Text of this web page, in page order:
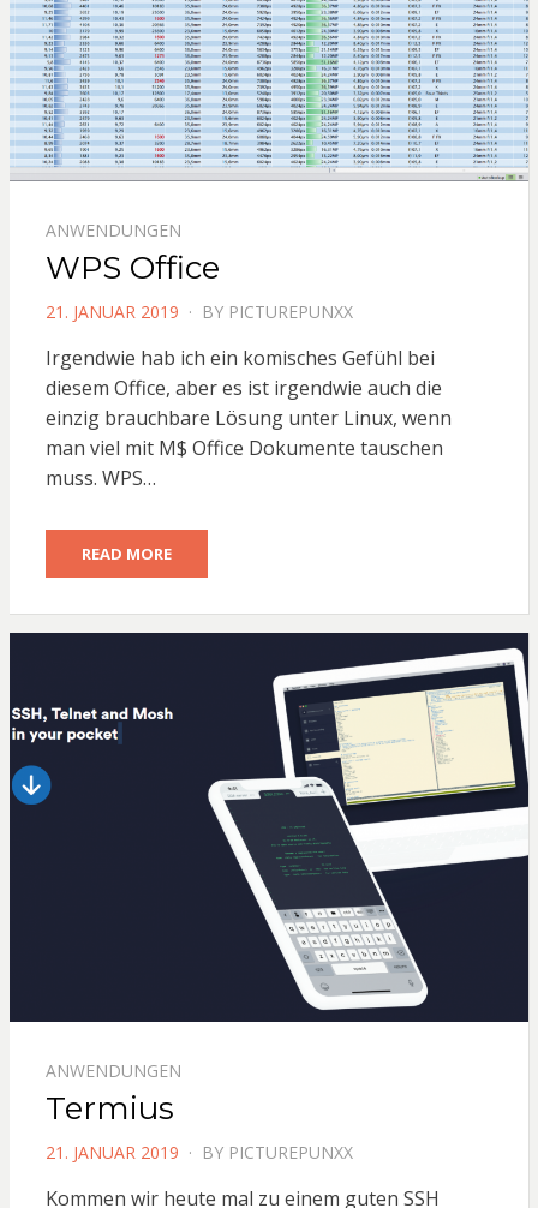
ANWENDUNGEN
WPS Office
POSTED
21. JANUAR 2019 BY PICTUREPUNXX
Irgendwie hab ich ein komisches Gefühl bei
diesem Office, aber es ist irgendwie auch die
einzig brauchbare Lösung unter Linux, wenn
man viel mit M$ Office Dokumente tauschen
muss. WPS…
READ MORE
ANWENDUNGEN
Termius
POSTED
21. JANUAR 2019 BY PICTUREPUNXX
Kommen wir heute mal zu einem guten SSH